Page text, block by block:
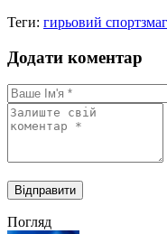
Теги: гирьовий спорт
Додати коментар
Погляд